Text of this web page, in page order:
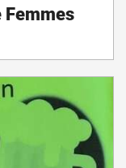
Femmes